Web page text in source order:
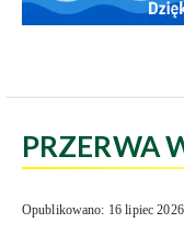
PRZERWA
Opublikowano: 16 lipiec 2026